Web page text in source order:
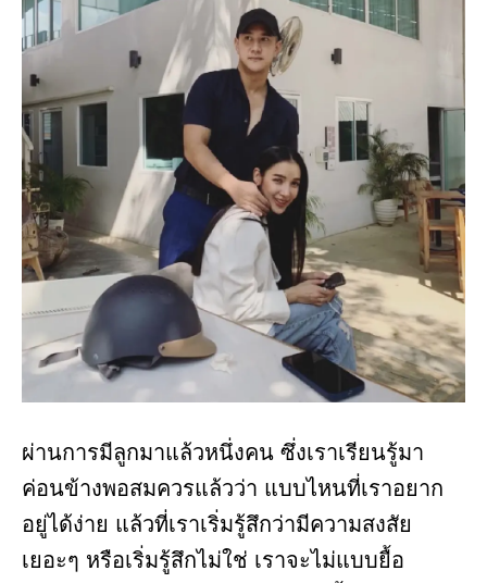
ผ่านการมีลูกมาแล้วหนึ่งคน ซึ่งเราเรียนรู้มา
ค่อนข้างพอสมควรแล้วว่า แบบไหนที่เราอยาก
อยู่ได้ง่าย แล้วที่เราเริ่มรู้สึกว่ามีความสงสัย
เยอะๆ หรือเริ่มรู้สึกไม่ใช่ เราจะไม่แบบยื้อ